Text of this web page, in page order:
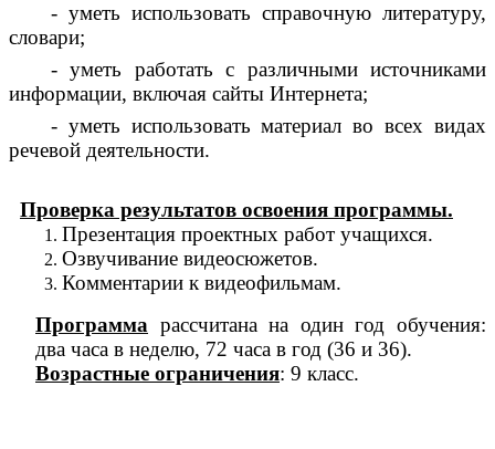
- уметь использовать справочную литературу,
словари;
- уметь работать с различными источниками
информации, включая сайты Интернета;
- уметь использовать материал во всех видах
речевой деятельности.
Проверка результатов освоения программы.
Презентация проектных работ учащихся.
Озвучивание видеосюжетов.
Комментарии к видеофильмам.
Программа рассчитана на один год обучения:
два часа в неделю, 72 часа в год (36 и 36).
Возрастные ограничения: 9 класс.